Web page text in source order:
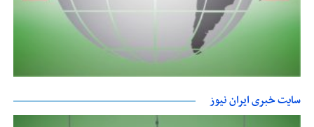
سایت خبری ایران نیوز